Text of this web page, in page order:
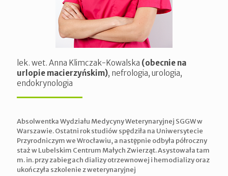
lek. wet. Anna Klimczak-Kowalska (obecnie na
urlopie macierzyńskim), nefrologia, urologia,
endokrynologia
Absolwentka Wydziału Medycyny Weterynaryjnej SGGW w
Warszawie. Ostatni rok studiów spędziła na Uniwersytecie
Przyrodniczym we Wrocławiu, a następnie odbyła półroczny
staż w Lubelskim Centrum Małych Zwierząt. Asystowała tam
m. in. przy zabiegach dializy otrzewnowej i hemodializy oraz
ukończyła szkolenie z weterynaryjnej